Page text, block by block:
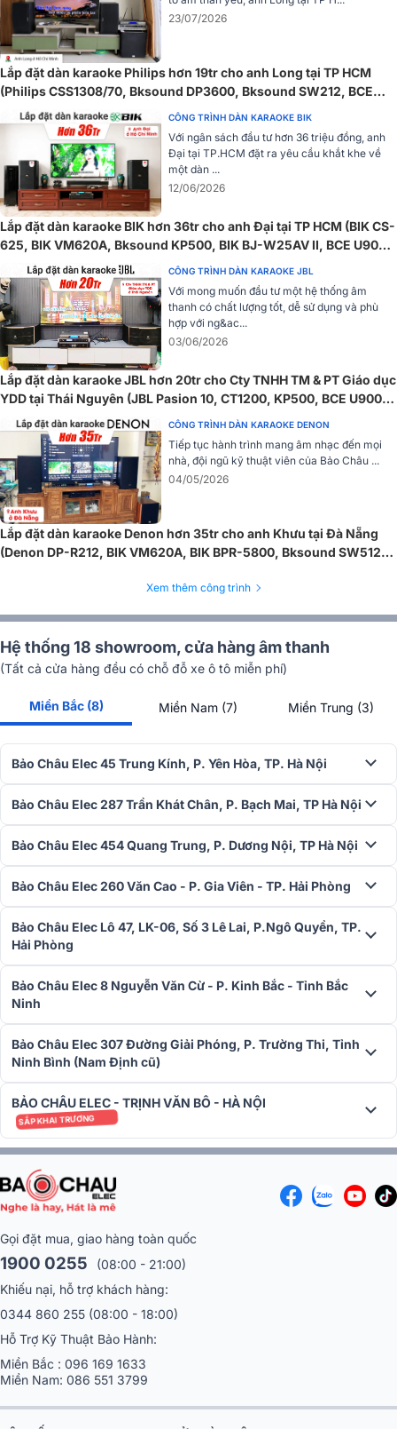
Sử dụng loại pin AA thông thường nên người dùng dễ dàng tìm kiếm
và thay pin khi cần thiết. Micro không dây BCE U900 khá tiết kiệm
pin có thể hoạt động lâu dài và liên tục suốt nhiều giờ đồng hồ.
Tính ứng dụng cao
Micro không dây U900 Plus (Version 2020) được sử dụng rộng rãi
và đáp ứng nhiều nhu cầu khác nhau như sân khấu, biểu diễn, hội
trường….
Không kén chọn thiết bị âm thanh nên bạn có thể phối ghép dễ
dàng cho dàn âm thanh được hiện đại và đáp ứng nhu cầu sử dụng,
sở thích của mình.
Dàn karaoke gia đình anh Hải tại Hà Nội
U900 Plus (Version 2020)
23/07/2026
Lắp đặt dàn karaoke Philips hơn 19tr cho anh Long tại TP HCM
(Philips CSS1308/70, Bksound DP3600, Bksound SW212, BCE
U900 Plus X)
CÔNG TRÌNH DÀN KARAOKE BIK
Với ngân sách đầu tư hơn 36 triệu đồng, anh
Đại tại TP.HCM đặt ra yêu cầu khắt khe về
một dàn ...
12/06/2026
Lắp đặt dàn karaoke BIK hơn 36tr cho anh Đại tại TP HCM (BIK CS-
625, BIK VM620A, Bksound KP500, BIK BJ-W25AV II, BCE U900
Plus X...)
CÔNG TRÌNH DÀN KARAOKE JBL
Với mong muốn đầu tư một hệ thống âm
thanh có chất lượng tốt, dễ sử dụng và phù
hợp với ng&ac...
03/06/2026
Lắp đặt dàn karaoke JBL hơn 20tr cho Cty TNHH TM & PT Giáo dục
YDD tại Thái Nguyên (JBL Pasion 10, CT1200, KP500, BCE U900
Plus X)
CÔNG TRÌNH DÀN KARAOKE DENON
Tiếp tục hành trình mang âm nhạc đến mọi
nhà, đội ngũ kỹ thuật viên của Bảo Châu ...
04/05/2026
Lắp đặt dàn karaoke Denon hơn 35tr cho anh Khưu tại Đà Nẵng
(Denon DP-R212, BIK VM620A, BIK BPR-5800, Bksound SW512,
Xem thêm công trình
Hệ thống 18 showroom, cửa hàng âm thanh
(Tất cả cửa hàng đều có chỗ đỗ xe ô tô miễn phí)
Miền Bắc (8) Miền Nam (7) Miền Trung (3)
Bảo Châu Elec 45 Trung Kính, P. Yên Hòa, TP. Hà Nội
Bảo Châu Elec 287 Trần Khát Chân, P. Bạch Mai, TP Hà Nội
Bảo Châu Elec 454 Quang Trung, P. Dương Nội, TP Hà Nội
Bảo Châu Elec 260 Văn Cao - P. Gia Viên - TP. Hải Phòng
Bảo Châu Elec Lô 47, LK-06, Số 3 Lê Lai, P.Ngô Quyền, TP.
Hải Phòng
Bảo Châu Elec 8 Nguyễn Văn Cừ - P. Kinh Bắc - Tỉnh Bắc
Ninh
Bảo Châu Elec 307 Đường Giải Phóng, P. Trường Thi, Tỉnh
Ninh Bình (Nam Định cũ)
BẢO CHÂU ELEC - TRỊNH VĂN BÔ - HÀ NỘI
SẮP KHAI TRƯƠNG
Gọi đặt mua, giao hàng toàn quốc
1900 0255
(08:00 - 21:00)
Khiếu nại, hỗ trợ khách hàng:
0344 860 255 (08:00 - 18:00)
Hỗ Trợ Kỹ Thuật Bảo Hành:
Miền Bắc : 096 169 1633
Miền Nam: 086 551 3799